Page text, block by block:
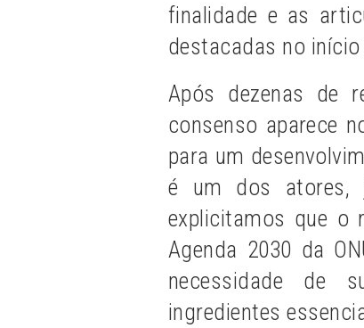
finalidade e as
destacadas no
Após dezenas de
consenso aparece
para um
é um dos atores,
explicitamos que o
Agenda 2030 da
necessidade de
ingredientes